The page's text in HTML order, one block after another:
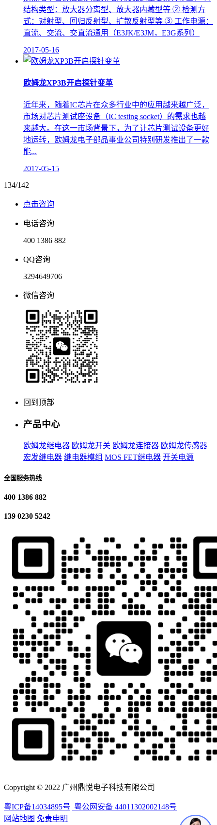
结构类型：放大器分离型、放大器内藏型等 ② 检测方
式：对射型、回归反射型、扩散反射型等 ③ 工作电源：
直流、交流、交直流通用（E3JK/E3JM，E3G系列）
2017-05-16
欧姆龙XP3B开启探针变革
近年来，随着IC芯片在众多行业中的应用越来越广泛，
市场对芯片测试座设备（IC testing socket）的需求也越
来越大。在这一市场背景下，为了让芯片测试设备更好
地运转，欧姆龙电子部品事业公司特别研发推出了一款
能...
2017-05-15
134/142
点击咨询
电话咨询
400 1386 882
QQ咨询
3294649706
微信咨询
回到顶部
产品中心
欧姆龙继电器 欧姆龙开关 欧姆龙连接器 欧姆龙传感器
宏发继电器 继电器模组 MOS FET继电器 开关电源
全国服务热线
400 1386 882
139 0230 5242
Copyright © 2022 广州鼎悦电子科技有限公司
粤ICP备14034895号 粤公网安备 44011302002148号
网站地图 免责申明